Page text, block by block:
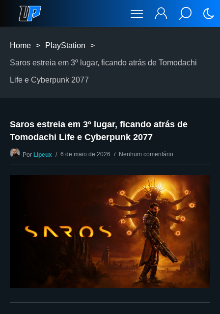
Home > PlayStation >
Saros estreia em 3º lugar, ficando atrás de Tomodachi
Life e Cyberpunk 2077
Saros estreia em 3º lugar, ficando atrás de
Tomodachi Life e Cyberpunk 2077
Por Lipeux 6 de maio de 2026 Nenhum comentário